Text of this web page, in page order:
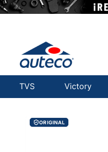
TVS Victory
ORIGINAL